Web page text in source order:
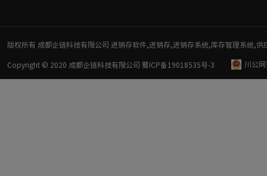
版权所有 成都企链科技有限公司 进销存软件,进销存,进销存系统,库存管理系统,
Copyright © 2020 成都企链科技有限公司 蜀ICP备19018535号-3 川公